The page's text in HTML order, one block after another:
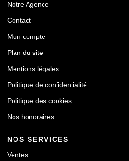
Notre Agence
Contact
Mon compte
Plan du site
Mentions légales
Politique de confidentialité
Politique des cookies
Nos honoraires
NOS SERVICES
Ventes